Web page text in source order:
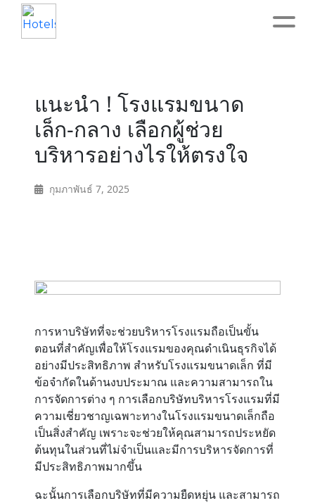
About
Service
Operation
Contact
แนะนำ ! โรงแรมขนาด
เล็ก-กลาง เลือกผู้ช่วย
บริหารอย่างไรให้ตรงใจ
กุมภาพันธ์ 7, 2025
การหาบริษัทที่จะช่วยบริหารโรงแรมถือเป็นขั้น
ตอนที่สำคัญเพื่อให้โรงแรมของคุณดำเนินธุรกิจได้
อย่างมีประสิทธิภาพ สำหรับโรงแรมขนาดเล็ก ที่มี
ข้อจำกัดในด้านงบประมาณ และความสามารถใน
การจัดการต่าง ๆ การเลือกบริษัทบริหารโรงแรมที่มี
ความเชี่ยวชาญเฉพาะทางในโรงแรมขนาดเล็กถือ
เป็นสิ่งสำคัญ เพราะจะช่วยให้คุณสามารถประหยัด
ต้นทุนในส่วนที่ไม่จำเป็นและมีการบริหารจัดการที่
มีประสิทธิภาพมากขึ้น
ฉะนั้นการเลือกบริษัทที่มีความยืดหยุ่น และสามารถ